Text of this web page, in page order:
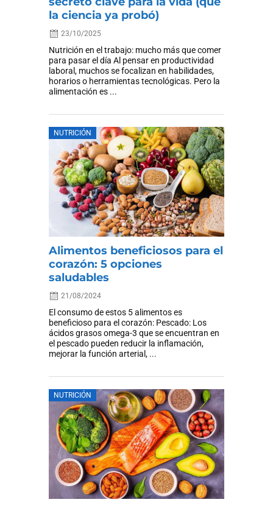
la ciencia ya probó)
23/10/2025
Nutrición en el trabajo: mucho más que comer
para pasar el día Al pensar en productividad
laboral, muchos se focalizan en habilidades,
horarios o herramientas tecnológicas. Pero la
alimentación es ...
NUTRICIÓN
Alimentos beneficiosos para el
corazón: 5 opciones
saludables
21/08/2024
El consumo de estos 5 alimentos es
beneficioso para el corazón: Pescado: Los
ácidos grasos omega-3 que se encuentran en
el pescado pueden reducir la inflamación,
mejorar la función arterial, ...
NUTRICIÓN